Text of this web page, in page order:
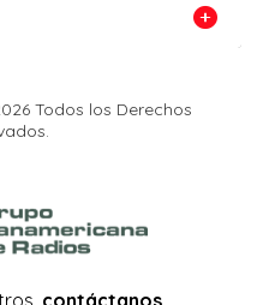
Todos los Derechos
contáctanos